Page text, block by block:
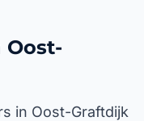
in Oost-Graftdijk